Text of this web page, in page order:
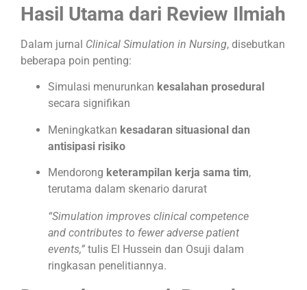
Hasil Utama dari Review Ilmiah
Dalam jurnal Clinical Simulation in Nursing, disebutkan
beberapa poin penting:
Simulasi menurunkan kesalahan prosedural
secara signifikan
Meningkatkan kesadaran situasional dan
antisipasi risiko
Mendorong keterampilan kerja sama tim,
terutama dalam skenario darurat
“Simulation improves clinical competence
and contributes to fewer adverse patient
events,” tulis El Hussein dan Osuji dalam
ringkasan penelitiannya.